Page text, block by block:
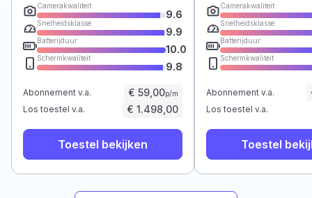
Camerakwaliteit
9.6
Snelheidsklasse
9.9
Batterijduur
10.0
Schermkwaliteit
9.8
Abonnement v.a. € 59,00p/m
Los toestel v.a. € 1.498,00
Toestel bekijken
Camerakwaliteit
Snelheidsklasse
Batterijduur
Schermkwaliteit
Abonnement v.a.
Los toestel v.a.
Toestel